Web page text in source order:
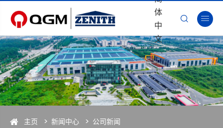
体
中
文
 
主页 新闻中心 公司新闻